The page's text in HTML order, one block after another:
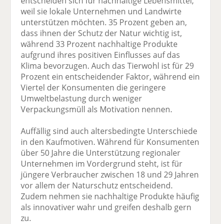
weil sie lokale Unternehmen und Landwirte
unterstützen möchten. 35 Prozent geben an,
dass ihnen der Schutz der Natur wichtig ist,
während 33 Prozent nachhaltige Produkte
aufgrund ihres positiven Einflusses auf das
Klima bevorzugen. Auch das Tierwohl ist für 29
Prozent ein entscheidender Faktor, während ein
Viertel der Konsumenten die geringere
Umweltbelastung durch weniger
Verpackungsmüll als Motivation nennen.
Auffällig sind auch altersbedingte Unterschiede
in den Kaufmotiven. Während für Konsumenten
über 50 Jahre die Unterstützung regionaler
Unternehmen im Vordergrund steht, ist für
jüngere Verbraucher zwischen 18 und 29 Jahren
vor allem der Naturschutz entscheidend.
Zudem nehmen sie nachhaltige Produkte häufig
als innovativer wahr und greifen deshalb gern
zu.